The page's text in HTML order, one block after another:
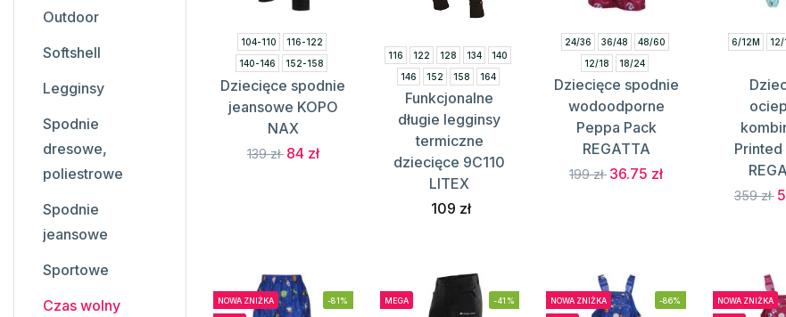
104-110
116-122
140-146
152-158
164-170
Dziecięce spodnie
jeansowe KOPO
NAX
139 zł 84 zł
116 122 128 134
140
146
152 158 164
Funkcjonalne
długie legginsy
termiczne
dziecięce 9C110
LITEX
109 zł
24/36 36/48
48/60
12/18
18/24
Dziecięce spodnie
wodoodporne
Peppa Pack
REGATTA
199 zł 36.75 zł
6/12M 12/
Printed
359 zł
NOWA ZNIŻKA -81% MEGA -41% NOWA ZNIŻKA -86% NOWA ZNIŻKA
Outdoor
Softshell
Legginsy
Spodnie
dresowe,
poliestrowe
Spodnie
jeansowe
Sportowe
Czas wolny